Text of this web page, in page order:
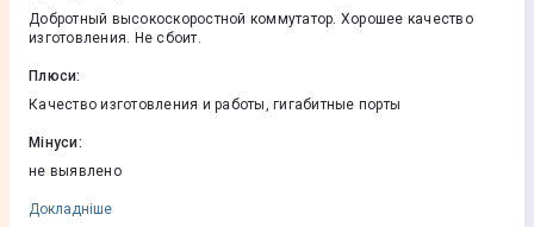
Добротный высокоскоростной коммутатор. Хорошее качество
изготовления. Не сбоит.
Плюси:
Качество изготовления и работы, гигабитные порты
Мінуси:
не выявлено
Докладніше